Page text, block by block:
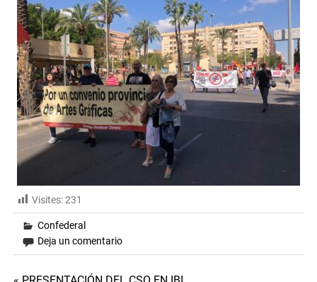
Visites:231
Confederal
Deja un comentario